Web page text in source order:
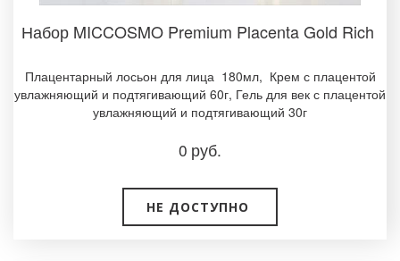
Набор MICCOSMO Premium Placenta Gold Rich ­
Плацентарный лосьон для лица 180мл, Крем с плацентой
увлажняющий и подтягивающий 60г, Гель для век с плацентой
увлажняющий и подтягивающий 30г­
0 руб.
НЕ ДОСТУПНО